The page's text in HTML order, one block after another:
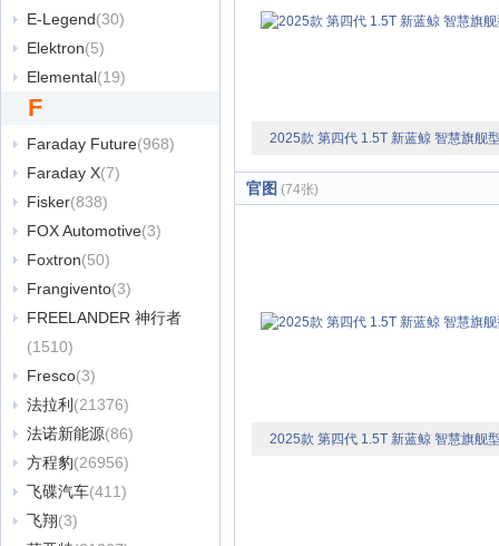
E-Legend(30)
Elektron(5)
Elemental(19)
F
Faraday Future(968)
Faraday X(7)
Fisker(838)
FOX Automotive(3)
Foxtron(50)
Frangivento(3)
FREELANDER 神行者
(1510)
Fresco(3)
法拉利 (21376)
法诺新能源(86)
方程豹(26956)
飞碟汽车(411)
飞翔(3)
2025款 第四代 1.5T 新蓝鲸 智慧旗舰
官图 (74张)
2025款 第四代 1.5T 新蓝鲸 智慧旗舰